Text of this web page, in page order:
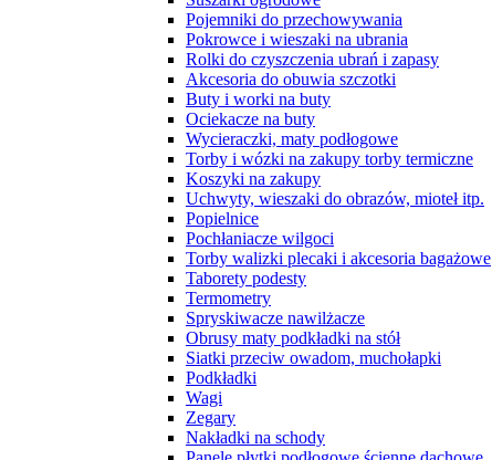
Pojemniki do przechowywania
Pokrowce i wieszaki na ubrania
Rolki do czyszczenia ubrań i zapasy
Akcesoria do obuwia szczotki
Buty i worki na buty
Ociekacze na buty
Wycieraczki, maty podłogowe
Torby i wózki na zakupy torby termiczne
Koszyki na zakupy
Uchwyty, wieszaki do obrazów, mioteł itp.
Popielnice
Pochłaniacze wilgoci
Torby walizki plecaki i akcesoria bagażowe
Taborety podesty
Termometry
Spryskiwacze nawilżacze
Obrusy maty podkładki na stół
Siatki przeciw owadom, muchołapki
Podkładki
Wagi
Zegary
Nakładki na schody